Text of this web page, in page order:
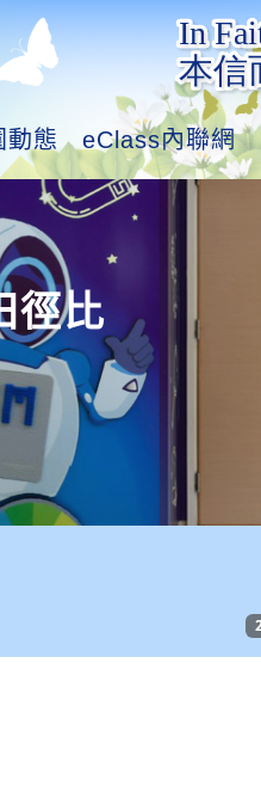
動態 eClass內聯網
徑比